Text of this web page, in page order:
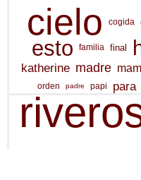
cielo cogida
esto familia final
katherine madre
orden padre papi para